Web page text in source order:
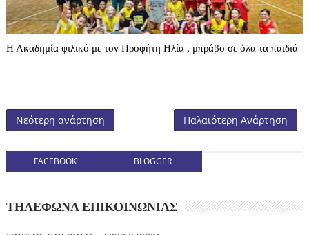
Η Ακαδημία φιλικό με τον Προφήτη Ηλία , μπράβο σε όλα τα παιδιά
Νεότερη ανάρτηση Παλαιότερη Ανάρτηση
FACEBOOK BLOGGER
ΤΗΛΕΦΩΝΑ ΕΠΙΚΟΙΝΩΝΙΑΣ